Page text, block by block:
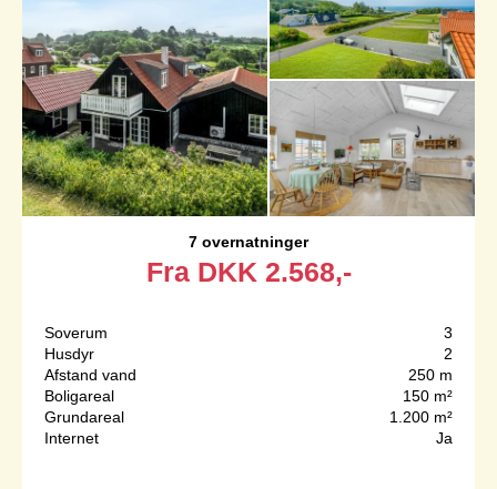
7 overnatninger
Fra DKK 2.568,-
Soverum
3
Husdyr
2
Afstand vand
250 m
Boligareal
150 m²
Grundareal
1.200 m²
Internet
Ja